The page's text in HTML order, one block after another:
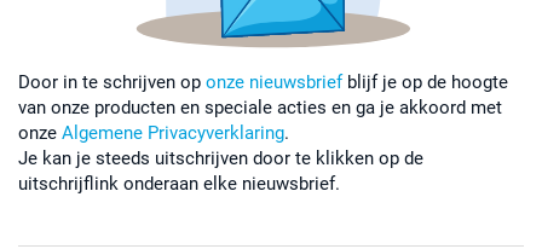
Door in te schrijven op onze nieuwsbrief blijf je op de hoogte
van onze producten en speciale acties en ga je akkoord met
onze Algemene Privacyverklaring.
Je kan je steeds uitschrijven door te klikken op de
uitschrijflink onderaan elke nieuwsbrief.